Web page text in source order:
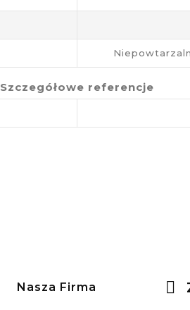
Szczegółowe referencje
Nasza Firma